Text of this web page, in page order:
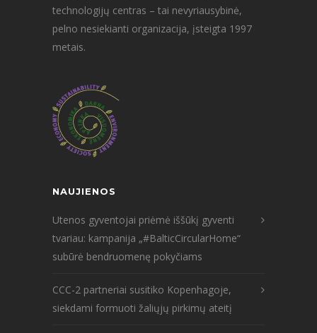
technologijų centras – tai nevyriausybinė,
pelno nesiekianti organizacija, įsteigta 1997
metais.
NAUJIENOS
Utenos gyventojai priėmė iššūkį gyventi
tvariau: kampanija „#BalticCircularHome“
subūrė bendruomenę pokyčiams
CCC-2 partneriai susitiko Kopenhagoje,
siekdami formuoti žaliųjų pirkimų ateitį